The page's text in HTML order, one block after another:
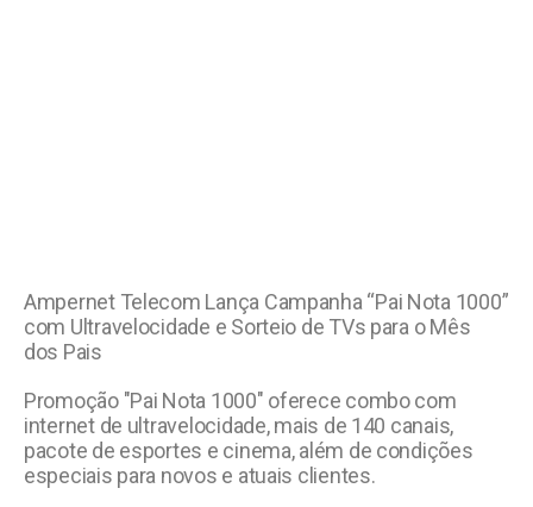
Ampernet Telecom Lança Campanha “Pai Nota 1000”
com Ultravelocidade e Sorteio de TVs para o Mês
dos Pais
Promoção "Pai Nota 1000" oferece combo com
internet de ultravelocidade, mais de 140 canais,
pacote de esportes e cinema, além de condições
especiais para novos e atuais clientes.